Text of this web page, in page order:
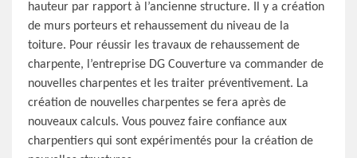
hauteur par rapport à l’ancienne structure. Il y a création
de murs porteurs et rehaussement du niveau de la
toiture. Pour réussir les travaux de rehaussement de
charpente, l’entreprise DG Couverture va commander de
nouvelles charpentes et les traiter préventivement. La
création de nouvelles charpentes se fera après de
nouveaux calculs. Vous pouvez faire confiance aux
charpentiers qui sont expérimentés pour la création de